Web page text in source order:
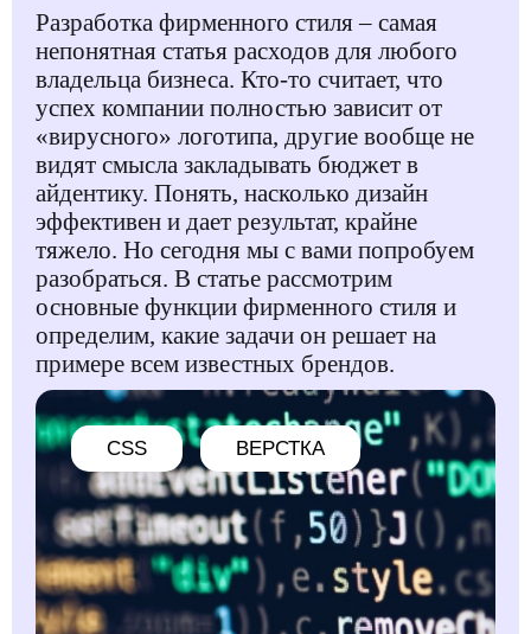
Разработка фирменного стиля – самая
непонятная статья расходов для любого
владельца бизнеса. Кто-то считает, что
успех компании полностью зависит от
«вирусного» логотипа, другие вообще не
видят смысла закладывать бюджет в
айдентику. Понять, насколько дизайн
эффективен и дает результат, крайне
тяжело. Но сегодня мы с вами попробуем
разобраться. В статье рассмотрим
основные функции фирменного стиля и
определим, какие задачи он решает на
примере всем известных брендов.
CSS ВЕРСТКА